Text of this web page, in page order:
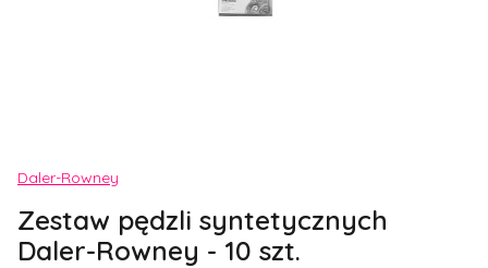
Daler-Rowney
Zestaw pędzli syntetycznych
Daler-Rowney - 10 szt.